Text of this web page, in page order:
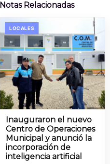
Notas Relacionadas
LOCALES
Inauguraron el nuevo
Centro de Operaciones
Municipal y anunció la
incorporación de
inteligencia artificial